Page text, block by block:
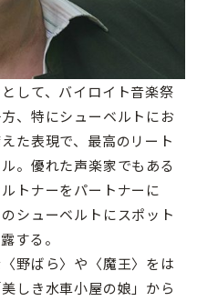
して、バイロイト音楽祭
、特にシューベルトにお
た表現で、最高のリート
。優れた声楽家でもある
トナーをパートナーに
シューベルトにスポット
する。
野ばら〉や〈魔王〉をは
しき水車小屋の娘」から